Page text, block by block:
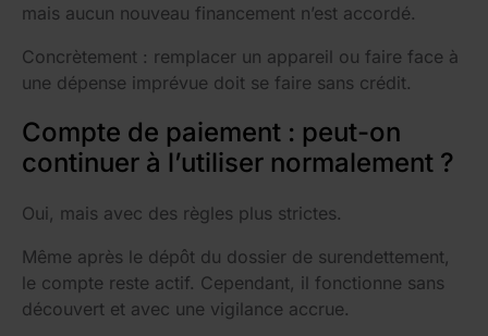
mais aucun nouveau financement n’est accordé.
Concrètement : remplacer un appareil ou faire face à
une dépense imprévue doit se faire sans crédit.
Compte de paiement : peut-on
continuer à l’utiliser normalement ?
Oui, mais avec des règles plus strictes.
Même après le dépôt du dossier de surendettement,
le compte reste actif. Cependant, il fonctionne sans
découvert et avec une vigilance accrue.